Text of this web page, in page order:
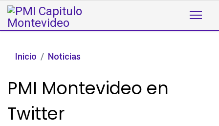
Inicio Noticias
PMI Montevideo en
Twitter